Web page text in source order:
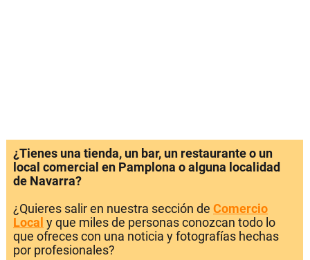
¿Tienes una tienda, un bar, un restaurante o un
local comercial en Pamplona o alguna localidad
de Navarra?
¿Quieres salir en nuestra sección de Comercio
Local y que miles de personas conozcan todo lo
que ofreces con una noticia y fotografías hechas
por profesionales?